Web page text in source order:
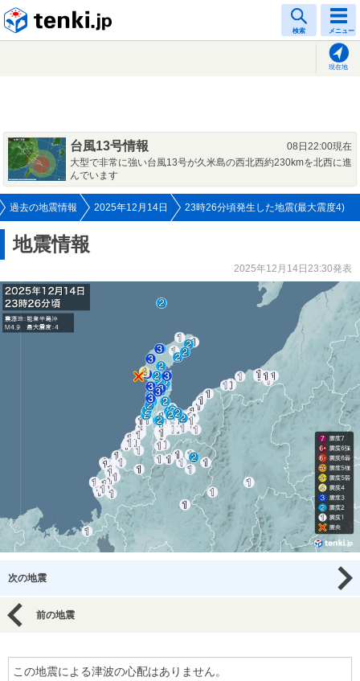
検索 メニュー
現在地
台風13号情報
08日22:00現在
大型で非常に強い台風13号が久米島の西北西約230kmを北西に進
んでいます
過去の地震情報 2025年12月14日 23時26分頃発生した地震(最大震度4)
地震情報
2025年12月14日23:30発表
次の地震
前の地震
この地震による津波の心配はありません。